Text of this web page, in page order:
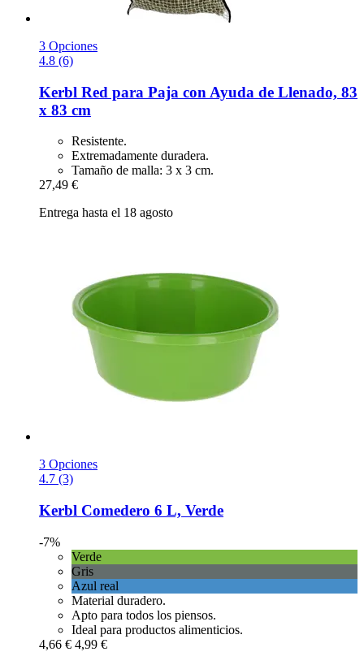
3 Opciones
4.8 (6)
Kerbl Red para Paja con Ayuda de Llenado, 83
x 83 cm
Resistente.
Extremadamente duradera.
Tamaño de malla: 3 x 3 cm.
27,49 €
Entrega hasta el 18 agosto
3 Opciones
4.7 (3)
Kerbl Comedero 6 L, Verde
-7%
Verde
Gris
Azul real
Material duradero.
Apto para todos los piensos.
Ideal para productos alimenticios.
4,66 € 4,99 €